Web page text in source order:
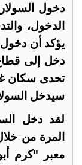
دخول
الدخول،
يؤكد أن
دخل إلى
تحدى سكان
سيدخل
لقد دخل
المرة من
معبر "كرم